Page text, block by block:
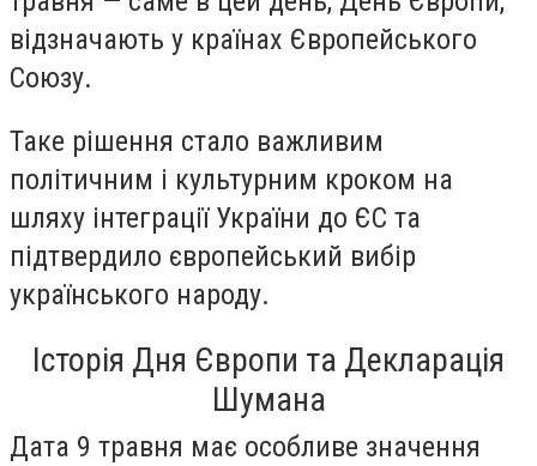
відзначають у країнах Європейського
Союзу.
Таке рішення стало важливим
політичним і культурним кроком на
шляху інтеграції України до ЄС та
підтвердило європейський вибір
українського народу.
Історія Дня Європи та Декларація
Шумана
Дата 9 травня має особливе значення